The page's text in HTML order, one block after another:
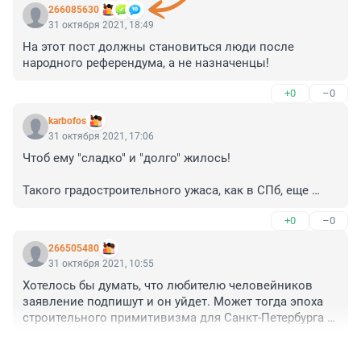
266085630
31 октября 2021, 18:49
На этот пост должны становиться люди после
народного референдума, а не назначенцы!
+0 –0
karbofos
31 октября 2021, 17:06
Чтоб ему "сладко" и "долго" жилось!
Такого градостроительного ужаса, как в СПб, еще
И все это проходило через это господина.
+0 –0
266505480
31 октября 2021, 10:55
Хотелось бы думать, что любителю человейников
заявление подпишут и он уйдет. Может тогда эпоха
строительного примитивизма для Санкт-Петербурга